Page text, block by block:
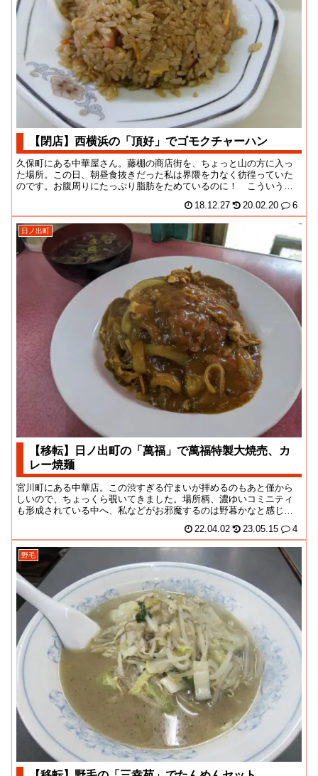
【閉店】西横浜の「頂好」でゴモクチャーハン
久保町にある中華屋さん。藤棚の商店街を、ちょっと山の方に入っ
た場所。この日、朝昼食抜きだった私は界隈を力なく彷徨っていた
のです。お腹周りにたっぷり脂肪をためているのに！ こういう時
18.12.27 20.02.20 6
日ノ出町
【移転】日ノ出町の「萬福」で萬福特製大焼売、カ
レー焼麺
宮川町にある中華店。この渋すぎる佇まいが拝めるのもあと僅から
しいので、ちょっくら覗いてきました。場所柄、濃ゆいコミニティ
も形成されている中へ、私などがお邪魔するのは野暮かなと感じて
22.04.02 23.05.15 4
野毛